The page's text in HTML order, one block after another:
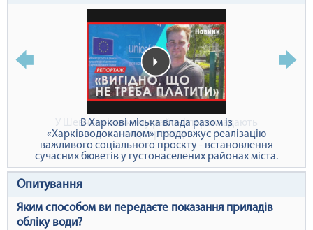
У Шевченківському районі перекладають
водопроводи
Опитування
Яким способом ви передаєте показання приладів
обліку води?